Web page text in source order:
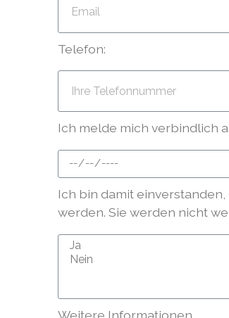
Telefon:
Ich melde mich verbindlich
Ich bin damit
werden. Sie werden nicht
Weitere Informationen